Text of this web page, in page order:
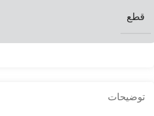
قطع
توضیحات